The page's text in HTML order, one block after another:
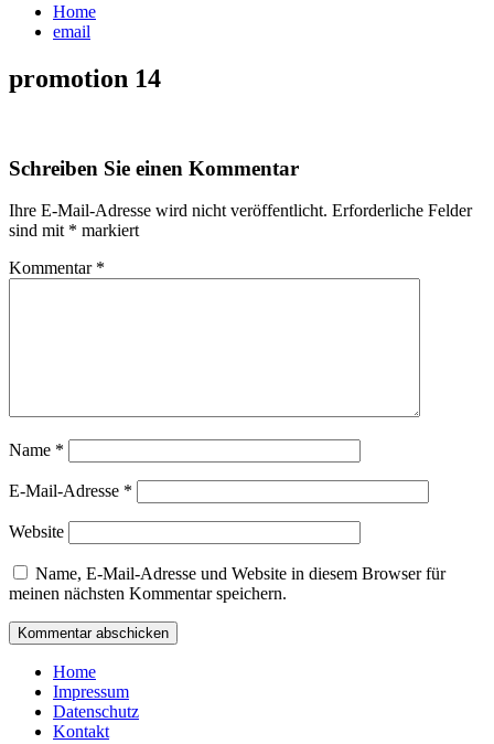
Skip
Home
email
promotion 14
Schreiben Sie einen Kommentar
Ihre E-Mail-Adresse wird nicht veröffentlicht. Erforderliche Felder
sind mit * markiert
Kommentar *
Name *
E-Mail-Adresse *
Website
Name, E-Mail-Adresse und Website in diesem Browser für
meinen nächsten Kommentar speichern.
Home
Impressum
Datenschutz
Kontakt